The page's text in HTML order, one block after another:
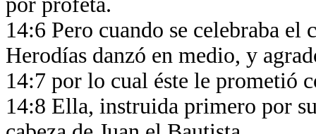
14:6 Pero cuando se celebraba el
Herodías danzó en medio, y
14:7 por lo cual éste le prometió
14:8 Ella, instruida primero por